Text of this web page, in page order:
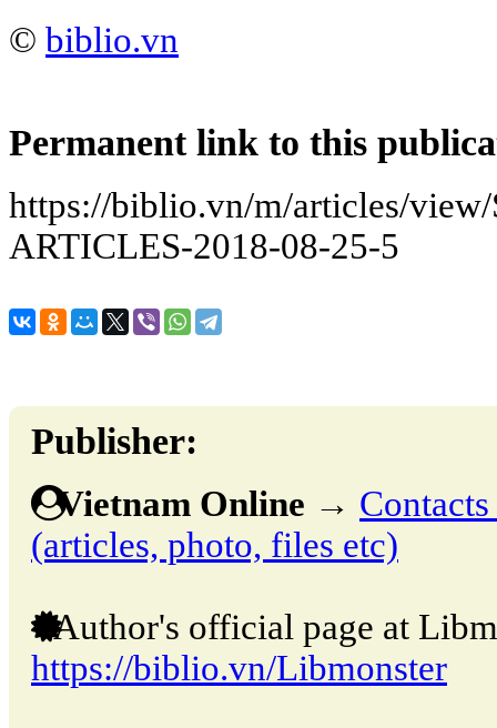
© biblio.vn
Permanent link to this
https://biblio.vn/m/articles/
ARTICLES-2018-08-25-5
Publisher:
Vietnam Online →
(articles, photo, files etc)
Author's official page at
https://biblio.vn/Libmonster